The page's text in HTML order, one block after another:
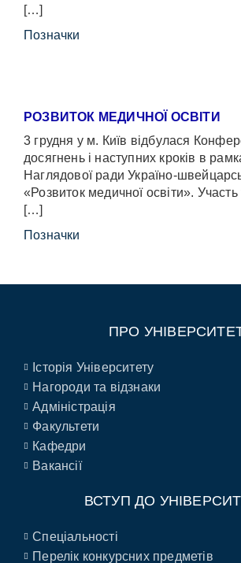
[…]
Позначки
РОЗВИТОК МЕДИЧНОЇ ОСВІТИ
3 грудня у м. Київ відбулася
досягнень і наступних кроків в
Наглядової ради Україно-
«Розвиток медичної освіти». Участь
[…]
Позначки
ПРО
Історія Університету
Нагороди та відзнаки
Адміністрація
Факультети
Кафедри
Вакансії
ВСТУП ДО
Спеціальності
Перелік конкурсних предметів